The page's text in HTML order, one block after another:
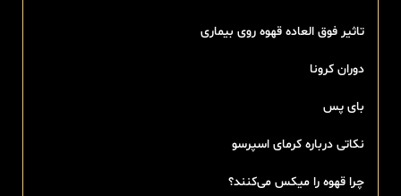
تاثیر فوق العاده قهوه روی بیماری
دوران کرونا
بای پس
نکاتی درباره کرمای اسپرسو
چرا قهوه را میکس می‌کنند؟